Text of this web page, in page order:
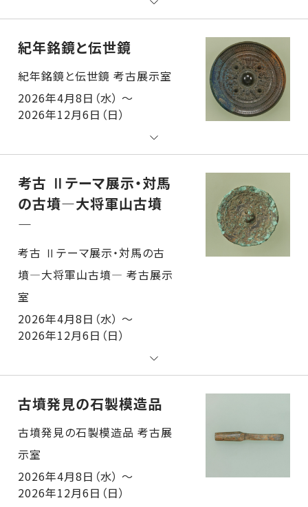
紀年銘鏡と伝世鏡
紀年銘鏡と伝世鏡 考古展示室
2026年4月8日（水） ～
2026年12月6日（日）
考古 Ⅱテーマ展示・対馬
の古墳―大将軍山古墳
―
考古 Ⅱテーマ展示・対馬の古墳―大将軍山古墳― 考古展示室
2026年4月8日（水） ～
2026年12月6日（日）
古墳発見の石製模造品
古墳発見の石製模造品 考古展示室
2026年4月8日（水） ～
2026年12月6日（日）